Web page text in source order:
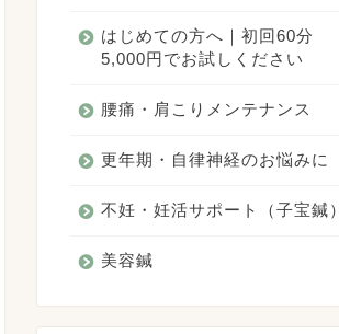
はじめての方へ｜初回60分
5,000円でお試しください
腰痛・肩こりメンテナンス
更年期・自律神経のお悩みに
不妊・妊活サポート（子宝鍼）
美容鍼